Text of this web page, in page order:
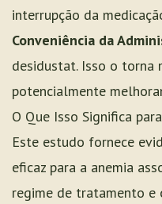
interrupção da
Conveniência da
desidustat. Isso o torna
potencialmente
O Que Isso Significa
Este estudo fornece
eficaz para a anemia
regime de tratamento